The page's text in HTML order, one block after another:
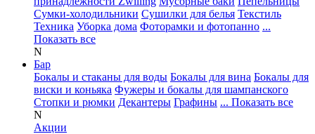
Сумки-холодильники Сушилки для белья Текстиль
Техника Уборка дома Фоторамки и фотопанно ...
Показать все
N
Бар
Бокалы и стаканы для воды Бокалы для вина Бокалы для
виски и коньяка Фужеры и бокалы для шампанского
Стопки и рюмки Декантеры Графины ... Показать все
N
Акции